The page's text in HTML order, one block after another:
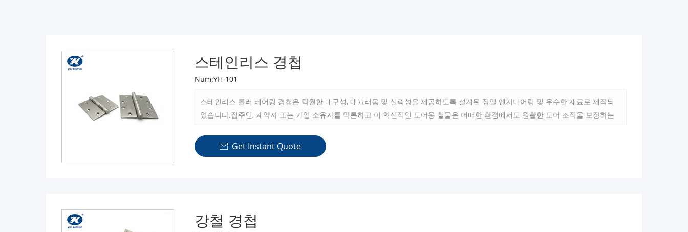
스테인리스 경첩
Num:YH-101
스테인리스 롤러 베어링 경첩은 탁월한 내구성, 매끄러움 및 신뢰성을 제공하도록 설계된 정밀 엔지니어링 및 우수한 재료로 제작되
었습니다.집주인, 계약자 또는 기업 소유자를 막론하고 이 혁신적인 도어용 철물은 어떠한 환경에서도 원활한 도어 조작을 보장하는
 Get Instant Quote
강철 경첩